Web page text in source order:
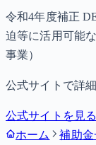
令和4年度補正
迫等に活用可能
事業）
公式サイトで詳
公式サイトを見る
ホーム
補助金